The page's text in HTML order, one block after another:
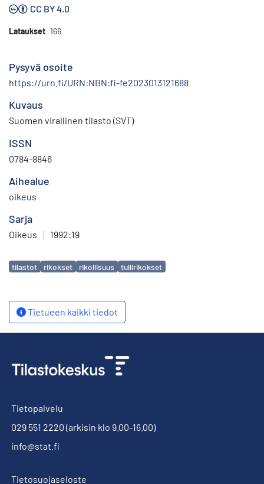
CC BY 4.0
Lataukset 166
Pysyvä osoite
https://urn.fi/URN:NBN:fi-fe2023013121688
Kuvaus
Suomen virallinen tilasto (SVT)
ISSN
0784-8846
Aihealue
oikeus
Sarja
Oikeus | 1992:19
Avainsanat
tilastot rikokset rikollisuus tullirikokset
Tietueen kaikki tiedot
Tietopalvelu
029 551 2220 (arkisin klo 9.00-16.00)
info@stat.fi
Tietosuojaseloste